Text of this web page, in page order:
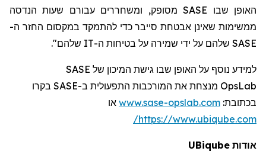
האופן שבו SASE מסופק, ומשחררים עבורם שעות הנדסה
ממשימות שאינן אבטחת סייבר כדי להתמקד במקסום החזר ה-
SASE שלהם על ידי שמירה על בטיחות ה-IT שלהם".
למידע נוסף על האופן שבו גישת המיכון של SASE
OpsLab מנצחת את המורכבות התפעולית ב-SASE בקרו
בכתובת:
www.sase-opslab.com או
https://www.ubiqube.com/
אודות UBiqube